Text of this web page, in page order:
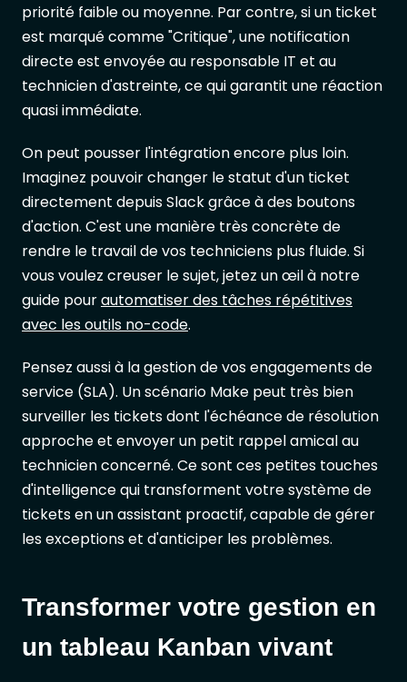
priorité faible ou moyenne. Par contre, si un ticket
est marqué comme "Critique", une notification
directe est envoyée au responsable IT et au
technicien d'astreinte, ce qui garantit une réaction
quasi immédiate.
On peut pousser l'intégration encore plus loin.
Imaginez pouvoir changer le statut d'un ticket
directement depuis Slack grâce à des boutons
d'action. C'est une manière très concrète de
rendre le travail de vos techniciens plus fluide. Si
vous voulez creuser le sujet, jetez un œil à notre
guide pourautomatiser des tâches répétitives
avec les outils no-code.
Pensez aussi à la gestion de vos engagements de
service (SLA). Un scénario Make peut très bien
surveiller les tickets dont l'échéance de résolution
approche et envoyer un petit rappel amical au
technicien concerné. Ce sont ces petites touches
d'intelligence qui transforment votre système de
tickets en un assistant proactif, capable de gérer
les exceptions et d'anticiper les problèmes.
Transformer votre gestion en
un tableau Kanban vivant